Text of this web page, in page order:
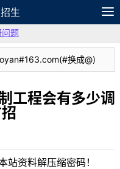
生
笔记
题
换成@)
工程会有多少调
站资料解压缩密码！